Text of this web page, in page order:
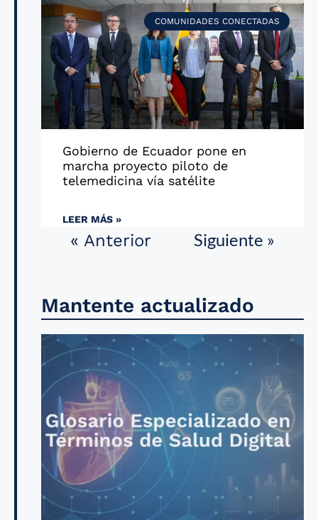
COMUNIDADES CONECTADAS
Gobierno de Ecuador pone en
marcha proyecto piloto de
telemedicina vía satélite
LEER MÁS »
« Anterior Siguiente »
Mantente actualizado